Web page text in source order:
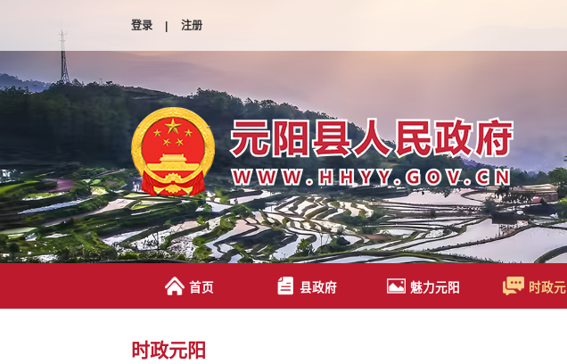
登录 | 注册
首页 县政府 魅力元阳 时政
时政元阳